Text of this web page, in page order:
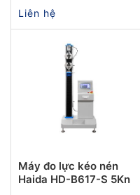
Liên hệ
Máy đo lực kéo nén
Haida HD-B617-S 5Kn